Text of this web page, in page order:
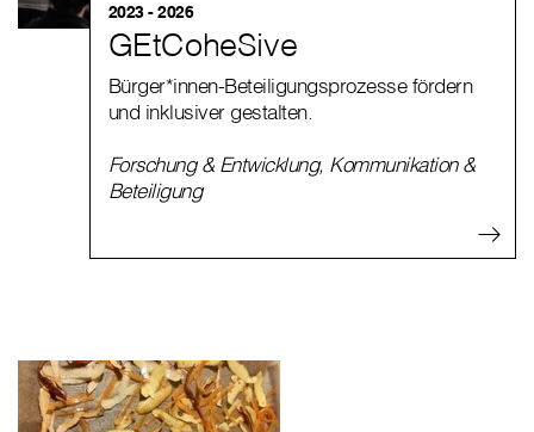
2023 - 2026
GEtCoheSive
Bürger*innen-Beteiligungsprozesse fördern
und inklusiver gestalten.
Forschung & Entwicklung, Kommunikation &
Beteiligung